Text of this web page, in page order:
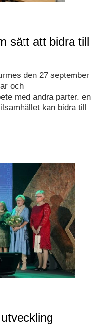
sätt att bidra till
den 27 september
och
med andra parter, en
kan bidra till